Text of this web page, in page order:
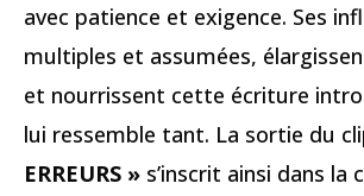
avec patience et exigence. Ses
multiples et assumées,
et nourrissent cette écriture
lui ressemble tant. La sortie du
ERREURS » s’inscrit ainsi dans la